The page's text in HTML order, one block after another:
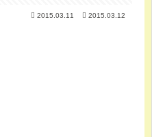
2015.03.11 2015.03.12